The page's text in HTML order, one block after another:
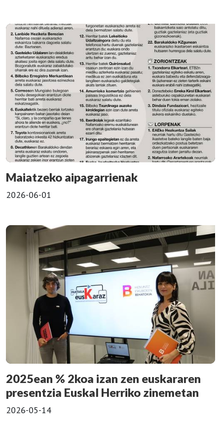
Maiatzeko aipagarrienak
2026-06-01
2025ean % 2koa izan zen euskararen
presentzia Euskal Herriko zinemetan
2026-05-14